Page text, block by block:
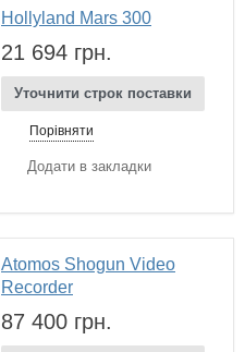
Hollyland Mars 300
21 694 грн.
Уточнити строк поставки
Порівняти
Додати в закладки
Atomos Shogun Video
Recorder
87 400 грн.